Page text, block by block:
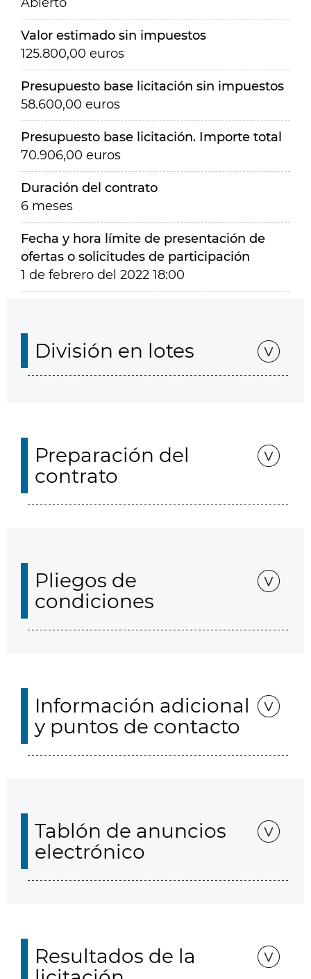
Valor estimado sin impuestos
125.800,00 euros
Presupuesto base licitación sin impuestos
58.600,00 euros
Presupuesto base licitación. Importe total
70.906,00 euros
Duración del contrato
6 meses
Fecha y hora límite de presentación de
ofertas o solicitudes de participación
1 de febrero del 2022 18:00
División en lotes
Preparación del
contrato
Pliegos de
condiciones
Información adicional
y puntos de contacto
Tablón de anuncios
electrónico
Resultados de la